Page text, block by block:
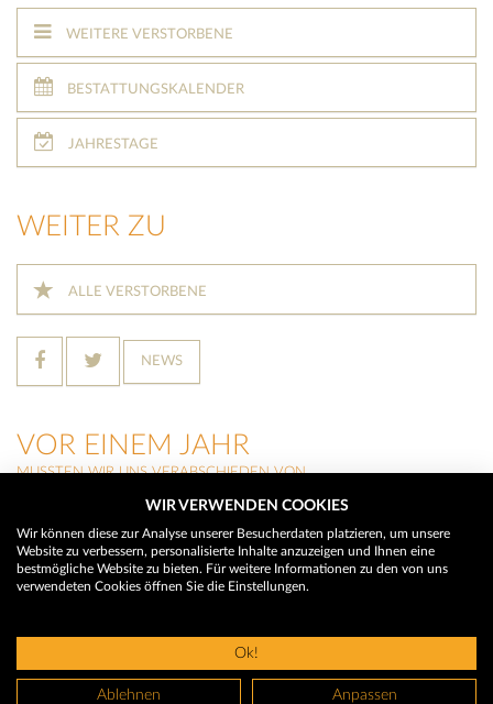
WEITERE VERSTORBENE
BESTATTUNGSKALENDER
JAHRESTAGE
WEITER ZU
ALLE VERSTORBENE
NEWS
VOR EINEM JAHR
MUSSTEN WIR UNS VERABSCHIEDEN VON
STEFAN HASENAUER
(Fieberbrunn)
HEIDI NEUMAYR
(Kitzbühel)
© 2026 Trauerhilfe - Das Trauerportal
WIR VERWENDEN COOKIES
Wir können diese zur Analyse unserer Besucherdaten platzieren, um unsere
Website zu verbessern, personalisierte Inhalte anzuzeigen und Ihnen eine
bestmögliche Website zu bieten. Für weitere Informationen zu den von uns
verwendeten Cookies öffnen Sie die Einstellungen.
Ok!
Ablehnen Anpassen